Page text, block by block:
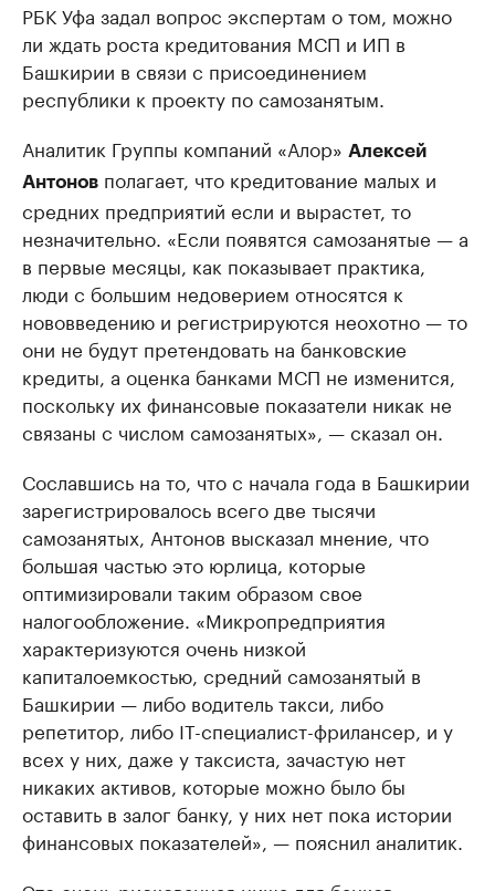
РБК Уфа задал вопрос экспертам о том, можно
ли ждать роста кредитования МСП и ИП в
Башкирии в связи с присоединением
республики к проекту по самозанятым.
Аналитик Группы компаний «Алор» Алексей
Антонов полагает, что кредитование малых и
средних предприятий если и вырастет, то
незначительно. «Если появятся самозанятые — а
в первые месяцы, как показывает практика,
люди с большим недоверием относятся к
нововведению и регистрируются неохотно — то
они не будут претендовать на банковские
кредиты, а оценка банками МСП не изменится,
поскольку их финансовые показатели никак не
связаны с числом самозанятых», — сказал он.
Сославшись на то, что с начала года в Башкирии
зарегистрировалось всего две тысячи
самозанятых, Антонов высказал мнение, что
большая частью это юрлица, которые
оптимизировали таким образом свое
налогообложение. «Микропредприятия
характеризуются очень низкой
капиталоемкостью, средний самозанятый в
Башкирии — либо водитель такси, либо
репетитор, либо IT-специалист-фрилансер, и у
всех у них, даже у таксиста, зачастую нет
никаких активов, которые можно было бы
оставить в залог банку, у них нет пока истории
финансовых показателей», — пояснил аналитик.